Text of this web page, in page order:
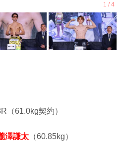
（61.0kg契約）
澤謙太 （60.85kg）